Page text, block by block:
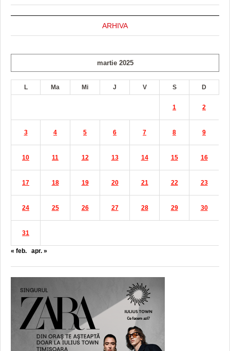
ARHIVA
martie 2025
L Ma Mi J V S D
1 2
3 4 5 6 7 8 9
10 11 12 13 14 15 16
17 18 19 20 21 22 23
24 25 26 27 28 29 30
31
« feb. apr. »